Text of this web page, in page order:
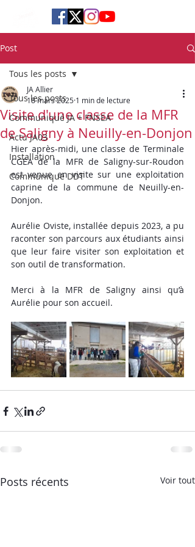
Post
Tous les posts
Communiqué JA + FNSEA
Actu JA03
Installation
Communiqué DDT
Tous les posts
Visite d'une classe de la MFR
de Saligny à Neuilly-en-Donjon
JA Allier
18 mars 2025 1 min de lecture
Hier après-midi, une classe de Terminale
CGEA de la MFR de Saligny-sur-Roudon
est venue en visite sur une exploitation
caprine de la commune de Neuilly-en-
Donjon.
Aurélie Oviste, installée depuis 2023, a pu
raconter son parcours aux étudiants ainsi
que leur faire visiter son exploitation et
son outil de transformation.
Merci à la MFR de Saligny ainsi qu’à
Aurélie pour son accueil.
Posts récents Voir tout